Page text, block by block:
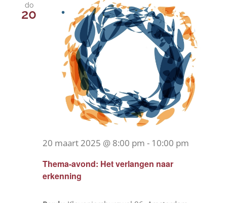
do
20
Thema-avond: Het verlangen naar
erkenning
20 maart 2025 @ 8:00 pm - 10:00 pm